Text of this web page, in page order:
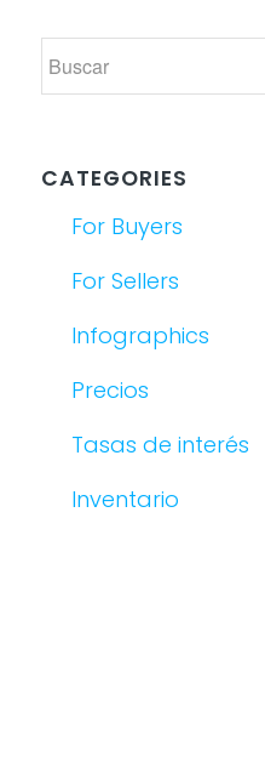
CATEGORIES
For Buyers
For Sellers
Infographics
Precios
Tasas de interés
Inventario